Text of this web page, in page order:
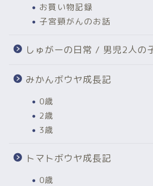
お買い物記録
子宮頸がんのお話
しゅがーの日常 / 男児2人の
みかんボウヤ成長記
0歳
2歳
3歳
トマトボウヤ成長記
0歳